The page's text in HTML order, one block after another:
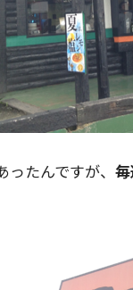
たんですが、